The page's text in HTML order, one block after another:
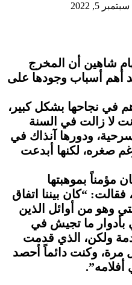
سبتمبر 5, 2022
شاهين أن المخرج
أهم أسباب وجودها على
في نجاحها بشكل كبير،
لا زالت في السنة
ودورها آنذاك في
صغره، لكنها أبدعت
مؤمناً بموهبتها
فقالت: “كان بيننا اتفاق
وهو من أوائل الذين
بأدوار ما تجيش في
ولكن، الذي قدمت
مرة، وكنت دائماً أحصد